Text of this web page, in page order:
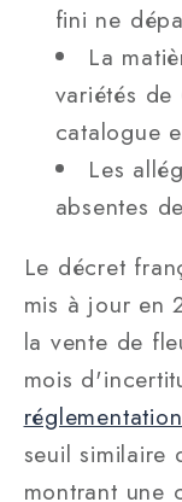
fini ne
La
variétés de
catalogue
Les
absentes
Le décret
mis à jour en
la vente de
mois
seuil similaire
montrant une